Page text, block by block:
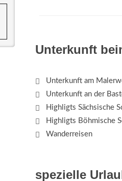
Unterkunft
Unterkunft am
Unterkunft an der
Highligts Sächsische
Highligts Böhmische
Wanderreisen
spezielle